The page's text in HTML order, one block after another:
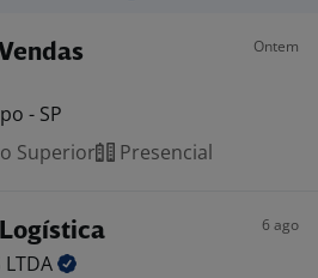
Ontem
- SP
Superior Presencial
6 ago
LTDA